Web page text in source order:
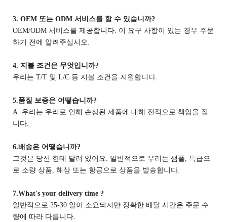
3. OEM 또는 ODM 서비스를 할 수 있습니까?
OEM/ODM 서비스를 제공합니다. 이 요구 사항이 있는 경우 주문
하기 전에 알려주십시오.
4. 지불 조건은 무엇입니까?
우리는 T/T 및 L/C 등 지불 조건을 지원합니다.
5.품질 보증은 어떻습니까?
A: 우리는 우리로 인해 손상된 제품에 대해 전적으로 책임을 집
니다.
6.배송은 어떻습니까?
그것은 당신 한테 달려 있어요. 일반적으로 우리는 샘플, 특급으
로 소량 상품, 해상 또는 항공으로 상품을 발송합니다.
7.What's your delivery time ?
일반적으로 25-30 일이 소요되지만 정확한 배달 시간은 주문 수
량에 따라 다릅니다.